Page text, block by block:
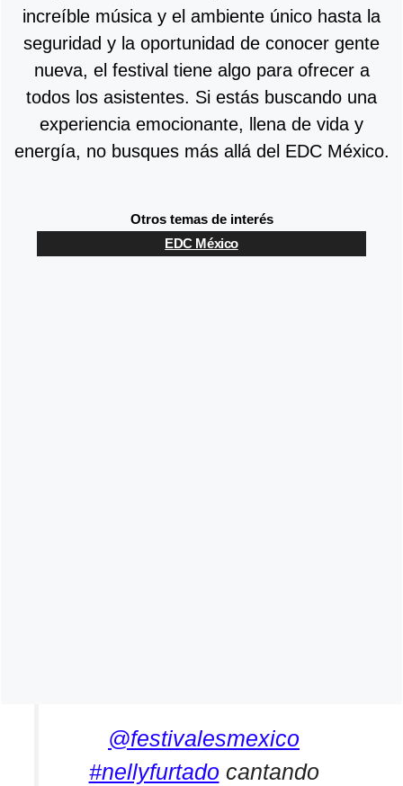
increíble música y el ambiente único hasta la
seguridad y la oportunidad de conocer gente
nueva, el festival tiene algo para ofrecer a
todos los asistentes. Si estás buscando una
experiencia emocionante, llena de vida y
energía, no busques más allá del EDC México.
Otros temas de interés
EDC México
@festivalesmexico
#nellyfurtado cantando